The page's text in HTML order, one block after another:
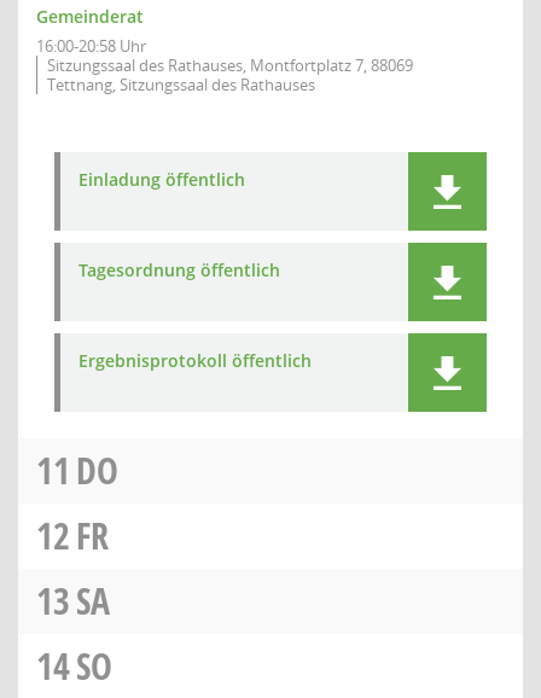
Gemeinderat
16:00-20:58 Uhr
Sitzungssaal des Rathauses, Montfortplatz 7, 88069
Tettnang, Sitzungssaal des Rathauses
Einladung öffentlich
Tagesordnung öffentlich
Ergebnisprotokoll öffentlich
11 DO
12FR
13SA
14SO